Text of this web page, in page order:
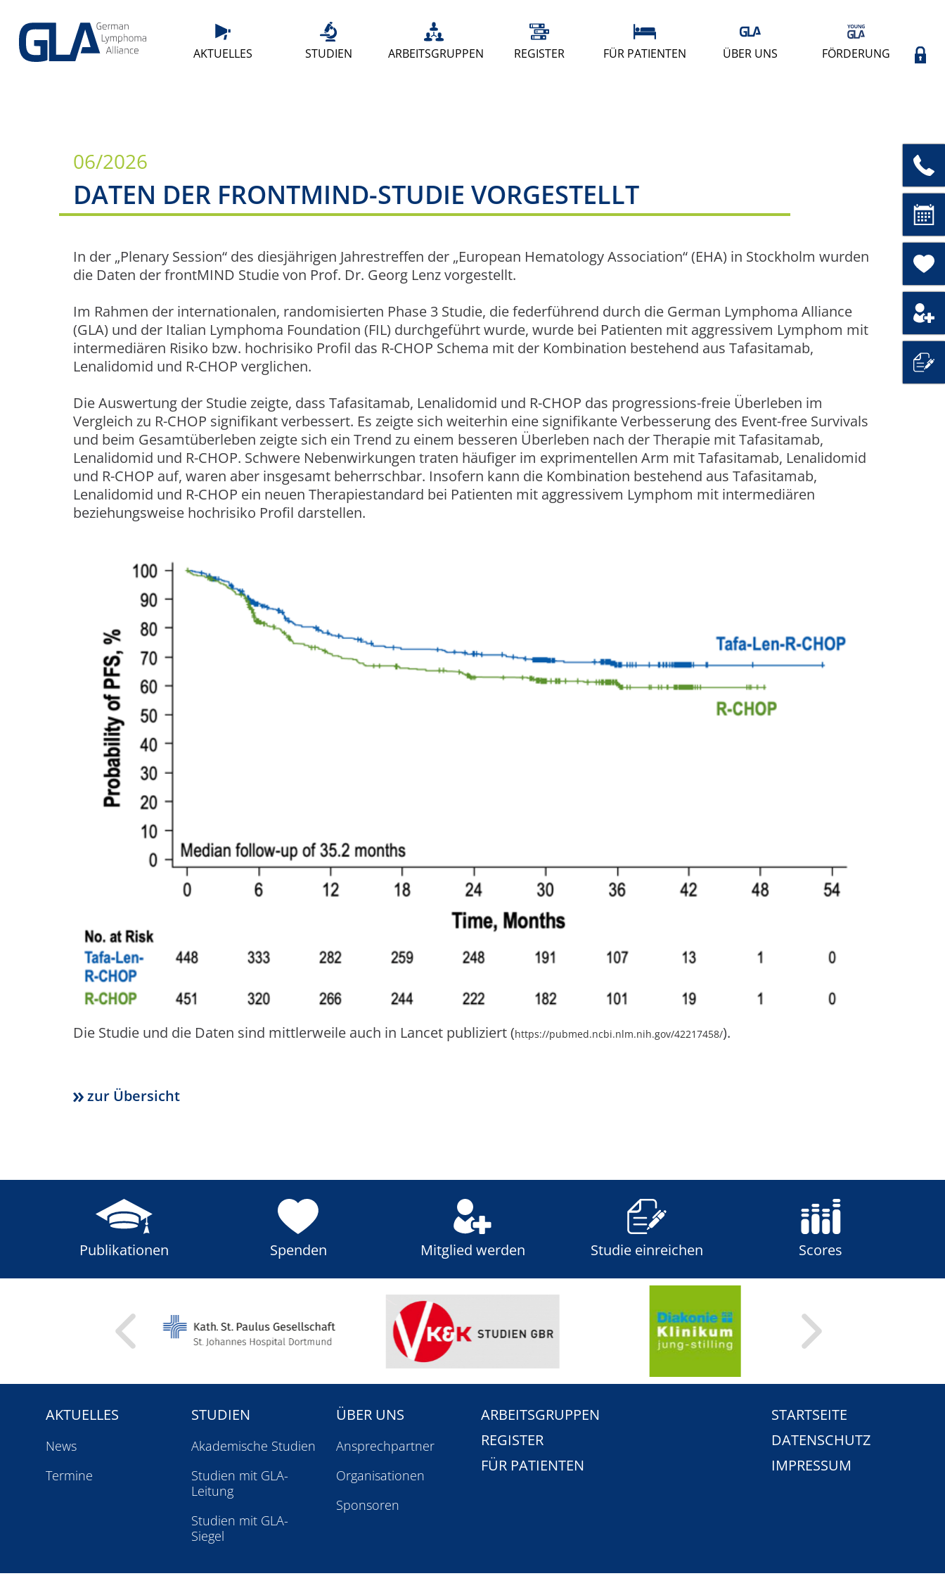
AKTUELLES STUDIEN ARBEITSGRUPPEN REGISTER FÜR PATIENTEN ÜBER UNS FÖRDERUNG
06/2026
DATEN DER FRONTMIND-STUDIE VORGESTELLT
In der „Plenary Session“ des diesjährigen Jahrestreffen der „European Hematology Association“ (EHA) in Stockholm wurden
die Daten der frontMIND Studie von Prof. Dr. Georg Lenz vorgestellt.
Im Rahmen der internationalen, randomisierten Phase 3 Studie, die federführend durch die German Lymphoma Alliance
(GLA) und der Italian Lymphoma Foundation (FIL) durchgeführt wurde, wurde bei Patienten mit aggressivem Lymphom mit
intermediären Risiko bzw. hochrisiko Profil das R-CHOP Schema mit der Kombination bestehend aus Tafasitamab,
Lenalidomid und R-CHOP verglichen.
Die Auswertung der Studie zeigte, dass Tafasitamab, Lenalidomid und R-CHOP das progressions-freie Überleben im
Vergleich zu R-CHOP signifikant verbessert. Es zeigte sich weiterhin eine signifikante Verbesserung des Event-free Survivals
und beim Gesamtüberleben zeigte sich ein Trend zu einem besseren Überleben nach der Therapie mit Tafasitamab,
Lenalidomid und R-CHOP. Schwere Nebenwirkungen traten häufiger im exprimentellen Arm mit Tafasitamab, Lenalidomid
und R-CHOP auf, waren aber insgesamt beherrschbar. Insofern kann die Kombination bestehend aus Tafasitamab,
Lenalidomid und R-CHOP ein neuen Therapiestandard bei Patienten mit aggressivem Lymphom mit intermediären
beziehungsweise hochrisiko Profil darstellen.
Die Studie und die Daten sind mittlerweile auch in Lancet publiziert (https://pubmed.ncbi.nlm.nih.gov/42217458/).
zur Übersicht
Publikationen Spenden Mitglied werden Studie einreichen Scores
AKTUELLES
News
Termine
STUDIEN
Akademische Studien
Studien mit GLA-
Leitung
Studien mit GLA-
Siegel
ÜBER UNS
Ansprechpartner
Organisationen
Sponsoren
ARBEITSGRUPPEN
REGISTER
FÜR PATIENTEN
STARTSEITE
DATENSCHUTZ
IMPRESSUM